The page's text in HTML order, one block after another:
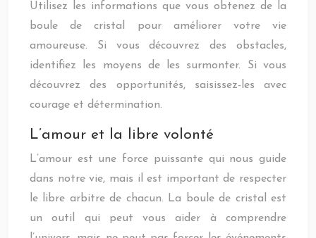
Utilisez les informations que vous obtenez de la
boule de cristal pour améliorer votre vie
amoureuse. Si vous découvrez des obstacles,
identifiez les moyens de les surmonter. Si vous
découvrez des opportunités, saisissez-les avec
courage et détermination.
L’amour et la libre volonté
L’amour est une force puissante qui nous guide
dans notre vie, mais il est important de respecter
le libre arbitre de chacun. La boule de cristal est
un outil qui peut vous aider à comprendre